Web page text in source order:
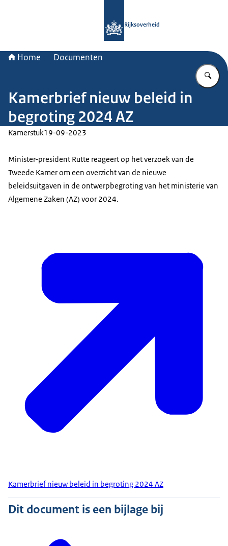
Rijksoverheid
Home Documenten
Kamerbrief nieuw beleid in
begroting 2024 AZ
Kamerstuk19-09-2023
Minister-president Rutte reageert op het verzoek van de
Tweede Kamer om een overzicht van de nieuwe
beleidsuitgaven in de ontwerpbegroting van het ministerie van
Algemene Zaken (AZ) voor 2024.
Kamerbrief nieuw beleid in begroting 2024 AZ
Dit document is een bijlage bij